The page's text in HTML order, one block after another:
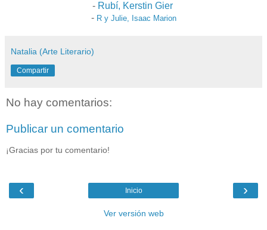
- Rubí, Kerstin Gier
- R y Julie, Isaac Marion
Natalia (Arte Literario)
Compartir
No hay comentarios:
Publicar un comentario
¡Gracias por tu comentario!
‹ ›
Inicio
Ver versión web